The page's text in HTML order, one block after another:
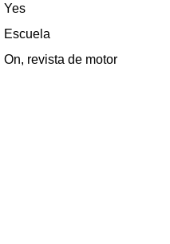
Yes
Escuela
On, revista de motor